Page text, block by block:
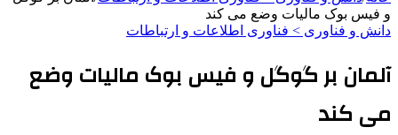
و فیس بوک مالیات وضع می کند
دانش و فناوری > فناوری اطلاعات و ارتباطات
آلمان بر گوگل و فیس بوک مالیات وضع
می کند